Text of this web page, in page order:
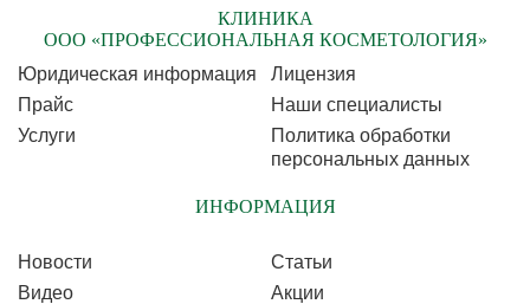
КЛИНИКА
ООО «ПРОФЕССИОНАЛЬНАЯ КОСМЕТОЛОГИЯ»
Юридическая информация
Лицензия
Прайс
Наши специалисты
Услуги
Политика обработки
персональных данных
ИНФОРМАЦИЯ
Новости
Статьи
Видео
Акции